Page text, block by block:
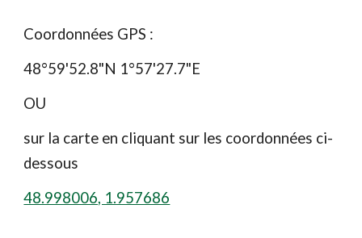
Coordonnées GPS :
48°59'52.8"N 1°57'27.7"E
OU
sur la carte en cliquant sur les coordonnées ci-
dessous
48.998006, 1.957686